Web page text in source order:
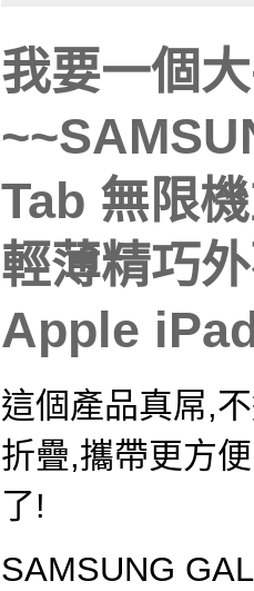
我要一個
Tab 無限
輕薄精巧
Apple
這個產品真屌,
折疊,攜帶更方
了!
SAMSUNG